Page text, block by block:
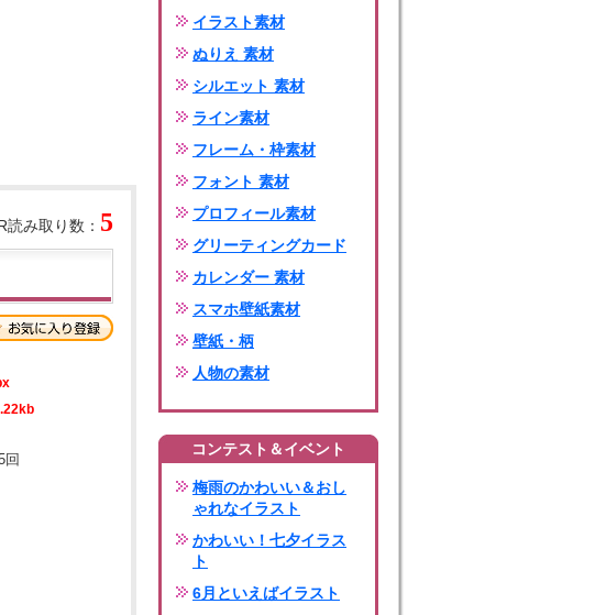
読み取り数： 5
回
イラスト素材
ぬりえ 素材
シルエット 素材
ライン素材
フレーム・枠素材
フォント 素材
プロフィール素材
グリーティングカード
カレンダー 素材
スマホ壁紙素材
壁紙・柄
人物の素材
コンテスト＆イベント
梅雨のかわいい＆おし
ゃれなイラスト
かわいい！七夕イラス
ト
6月といえばイラスト